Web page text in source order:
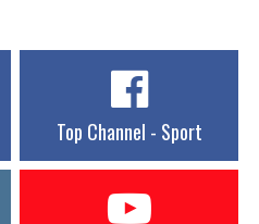
Top Channel - Sport